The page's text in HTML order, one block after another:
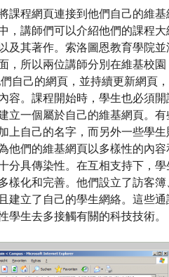
課程網頁連接到他們自己的維
，講師們可以介紹他們的課程
及其著作。索洛圖恩教育學院
，所以兩位講師分別在維基校
們自己的網頁，並持續更新網頁
容。課程開始時，學生也必須
立一個屬於自己的維基網頁。
上自己的名字，而另外一些學
他們的維基網頁以多樣性的內
分具傳染性。在互相支持下，
樣化和完善。他們設立了訪客
建立了自己的學生網絡。這些
學生去多接觸有關的科技技術。